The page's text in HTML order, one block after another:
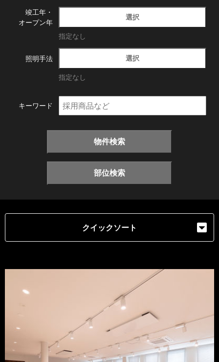
竣工年・
オープン年
選択
指定なし
照明手法 選択
指定なし
キーワード
物件検索
部位検索
クイックソート